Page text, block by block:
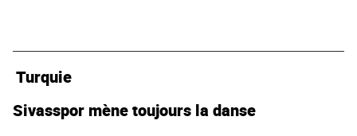
Turquie
Sivasspor mène toujours la danse